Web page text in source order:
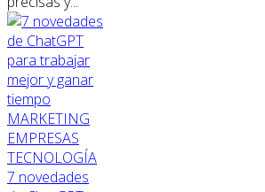
MARKETING
EMPRESAS
TECNOLOGÍA
7 novedades